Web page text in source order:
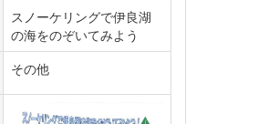
スノーケリングで伊良湖
の海をのぞいてみよう
その他